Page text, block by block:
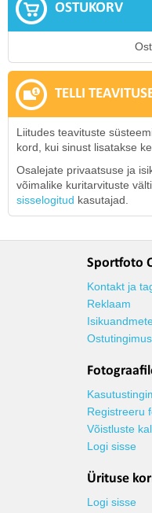
OSTUKORV
TELLI
Liitudes teavituste
kord, kui sinust lisatakse
Osalejate privaatsuse ja
võimalike kuritarvituste
sisselogitud kasutajad.
Sportfoto
Kontakt ja
Reklaam
Registreeru
Võistluste
Logi sisse
Ürituse
Logi sisse